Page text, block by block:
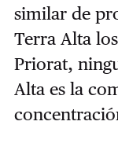
similar de
Terra Alta
Priorat,
Alta es la